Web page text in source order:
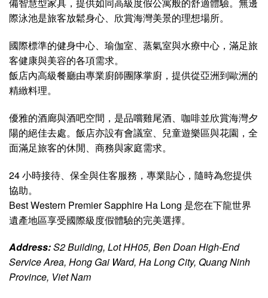
10. The Confetti Hotel (康芙緹飯店)
The Confetti Hotel 是一家四星級飯店，坐落於下龍市中
心，設計現代、年輕且充滿靈感。
飯店採精品風格，融合明亮色彩與極簡空間，營造出舒適溫
馨的住宿氛圍。
客房設計精緻，配備現代化家具與設施，包括智慧電視、保
險箱、迷你吧與咖啡機。
部分房型擁有私人陽台，可欣賞熱鬧的海濱街景或部分壯麗
的下龍灣景色。
飯店餐廳供應自助早餐及豐富的單點菜單，結合傳統越南料
理與國際美食。健身房雖然規模小巧，但設備齊全，適合旅
客在假期中維持運動習慣。
此外，The Confetti 設有開放式的 Lounge & Café，是會
客、工作或放鬆品嚐咖啡的理想空間。